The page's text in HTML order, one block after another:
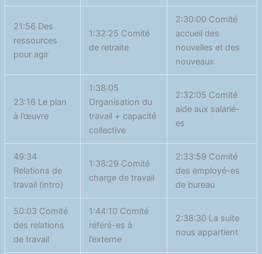
21:56 Des
ressources
pour agir
1:32:25 Comité
de retraite
2:30:00 Comité
accueil des
nouvelles et des
nouveaux
23:16 Le plan
à l’œuvre
1:38:05
Organisation du
travail + capacité
collective
2:32:05 Comité
aide aux salarié-
es
49:34
Relations de
travail (intro)
1:38:29 Comité
charge de travail
2:33:59 Comité
des employé-es
de bureau
50:03 Comité
des relations
de travail
1:44:10 Comité
référé-es à
l’externe
2:38:30 La suite
nous appartient